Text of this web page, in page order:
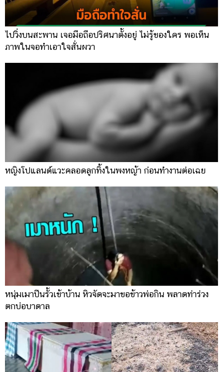
ไปวิ่งบนสะพาน เจอมือถือปริศนาตั้งอยู่ ไม่รู้ของใคร พอเห็น
ภาพในจอทำเอาใจสั่นผวา
หญิงโปแลนด์แวะคลอดลูกทิ้งในพงหญ้า ก่อนทำงานต่อเฉย
หนุ่มเมาปีนรั้วเข้าบ้าน หิวจัดจะมาขอข้าวพ่อกิน พลาดท่าร่วง
ตกบ่อบาดาล